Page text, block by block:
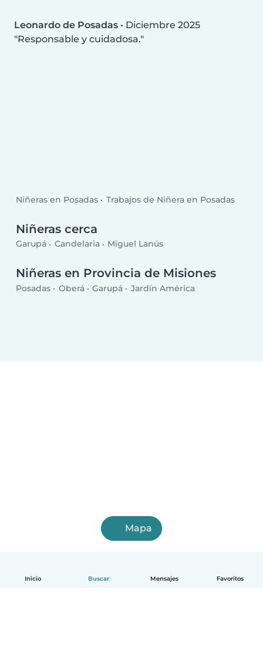
Inicio Buscar Mensajes Favoritos
Leonardo de Posadas • Diciembre 2025
Responsable y cuidadosa.
Niñeras en Posadas Trabajos de Niñera en Posadas
Niñeras cerca
Garupá Candelaria Miguel Lanús
Niñeras en Provincia de Misiones
Posadas Oberá Garupá Jardín América
Mapa